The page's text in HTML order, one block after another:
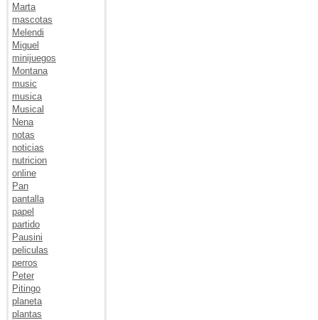
Marta
mascotas
Melendi
Miguel
minijuegos
Montana
music
musica
Musical
Nena
notas
noticias
nutricion
online
Pan
pantalla
papel
partido
Pausini
peliculas
perros
Peter
Pitingo
planeta
plantas